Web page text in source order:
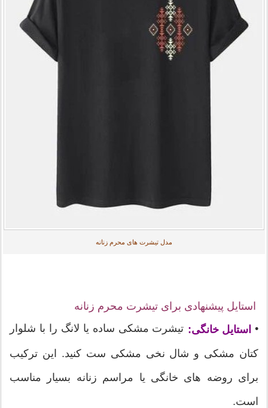
مدل تیشرت های محرم زنانه
استایل پیشنهادی برای تیشرت محرم زنانه
• استایل خانگی: تیشرت مشکی ساده یا لانگ را با شلوار
کتان مشکی و شال نخی مشکی ست کنید. این ترکیب
برای روضه های خانگی یا مراسم زنانه بسیار مناسب
است.